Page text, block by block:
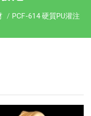
/ PCF-614 硬質PU灌注